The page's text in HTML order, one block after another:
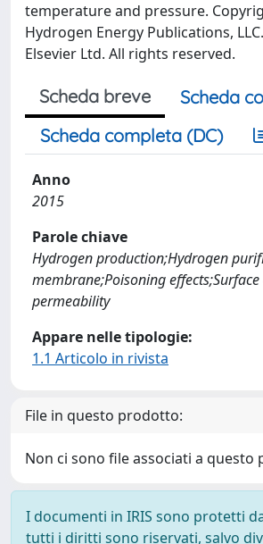
temperature and pressure.
Hydrogen Energy Publications,
Elsevier Ltd. All rights reserved.
Scheda breve
Scheda
Scheda completa (DC)
Anno
2015
Parole chiave
Hydrogen production;Hydrogen
membrane;Poisoning
permeability
Appare nelle tipologie:
1.1 Articolo in rivista
File in questo prodotto:
Non ci sono file associati a questo
I documenti in IRIS sono protetti
tutti i diritti sono riservati, salvo